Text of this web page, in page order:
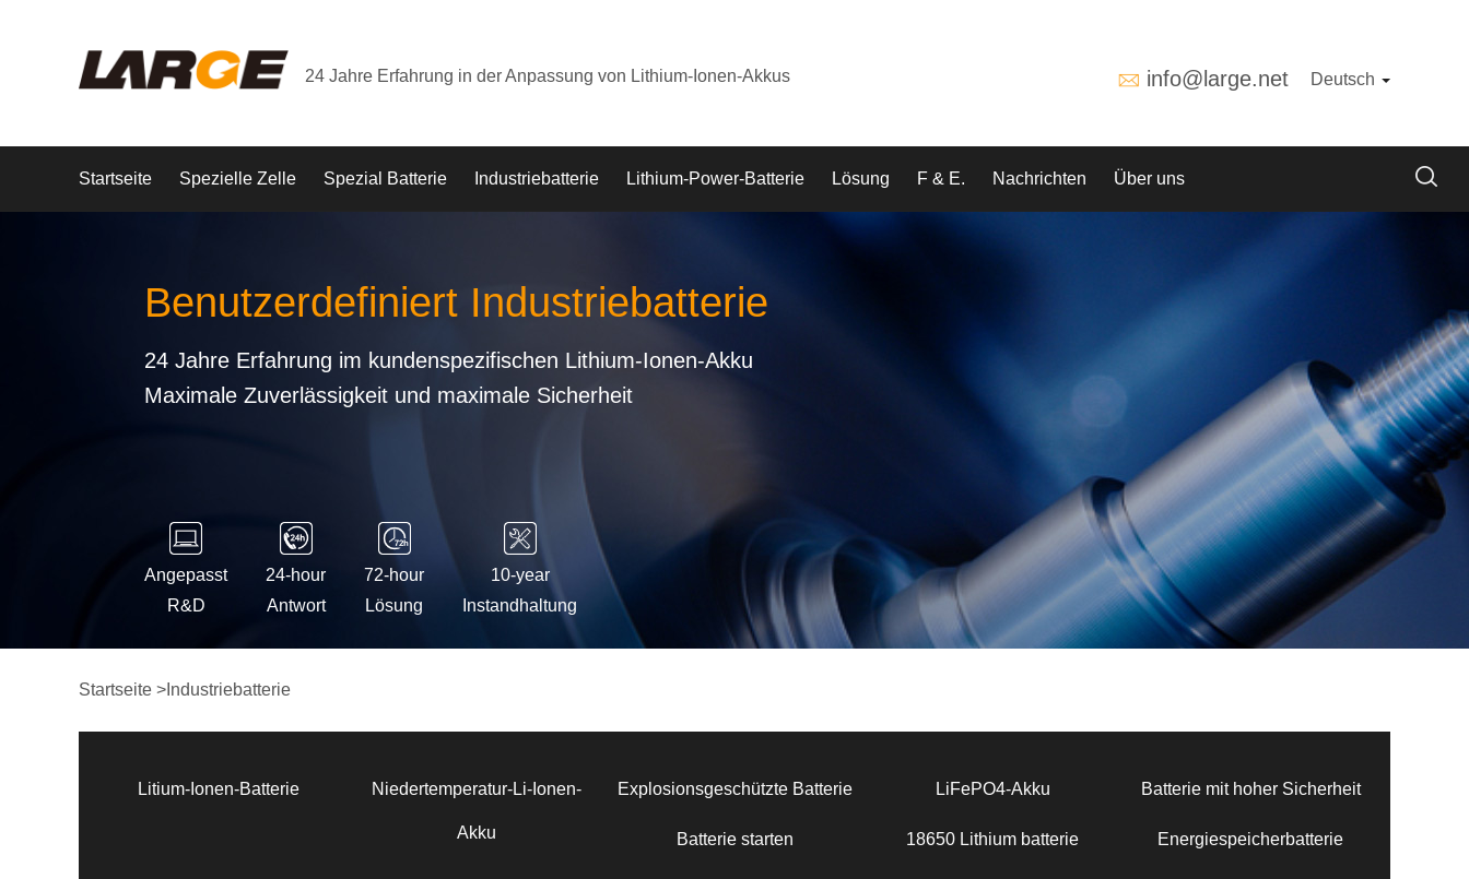
24 Jahre Erfahrung in der Anpassung von Lithium-Ionen-Akkus info@large.net Deutsch
Startseite Spezielle Zelle Spezial Batterie Industriebatterie Lithium-Power-Batterie Lösung F & E. Nachrichten Über uns
Benutzerdefiniert Industriebatterie
24 Jahre Erfahrung im kundenspezifischen Lithium-Ionen-Akku
Maximale Zuverlässigkeit und maximale Sicherheit
Angepasst
R&D
24-hour
Antwort
72-hour
Lösung
10-year
Instandhaltung
Startseite > Industriebatterie
Litium-Ionen-Batterie Niedertemperatur-Li-Ionen-
Akku
Explosionsgeschützte Batterie LiFePO4-Akku Batterie mit hoher Sicherheit
Batterie starten 18650 Lithium batterie Energiespeicherbatterie